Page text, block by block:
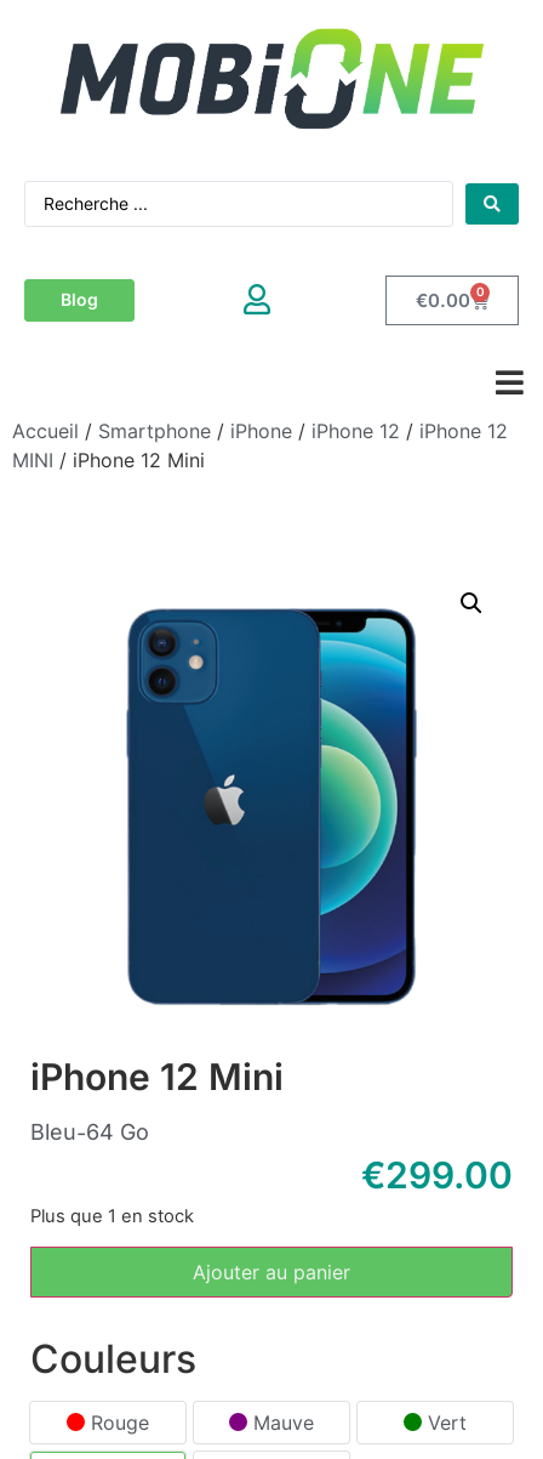
Blog €0.00 0
Accueil / Smartphone / iPhone / iPhone 12 / iPhone 12
MINI / iPhone 12 Mini
iPhone 12 Mini
Bleu-64 Go
€299.00
Plus que 1 en stock
Ajouter au panier
Couleurs
Rouge Mauve Vert